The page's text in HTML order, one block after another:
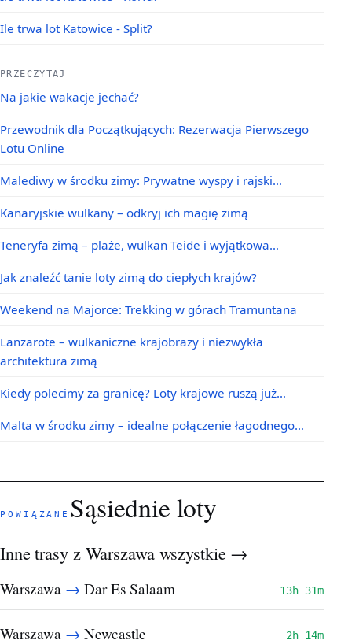
Ile trwa lot Katowice - Split?
PRZECZYTAJ
Na jakie wakacje jechać?
Przewodnik dla Początkujących: Rezerwacja Pierwszego
Lotu Online
Malediwy w środku zimy: Prywatne wyspy i rajski…
Kanaryjskie wulkany – odkryj ich magię zimą
Teneryfa zimą – plaże, wulkan Teide i wyjątkowa…
Jak znaleźć tanie loty zimą do ciepłych krajów?
Weekend na Majorce: Trekking w górach Tramuntana
Lanzarote – wulkaniczne krajobrazy i niezwykła
architektura zimą
Kiedy polecimy za granicę? Loty krajowe ruszą już…
Malta w środku zimy – idealne połączenie łagodnego…
POWIĄZANE Sąsiednie loty
Inne trasy z Warszawa wszystkie →
Warszawa → Dar Es Salaam 13h 31m
Warszawa → Newcastle 2h 14m